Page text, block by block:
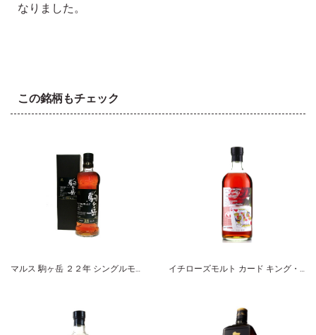
なりました。
この銘柄もチェック
マルス 駒ヶ岳 ２２年 シングルモルト イチローズモルト カード キング・オブ・ハーツ